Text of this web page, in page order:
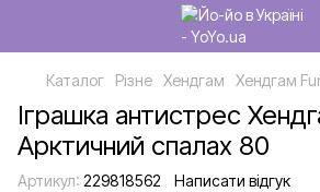
Каталог Різне Хендгам Хендгам
Іграшка антистрес
Арктичний спалах 80
Артикул: 229818562 Написати відгук